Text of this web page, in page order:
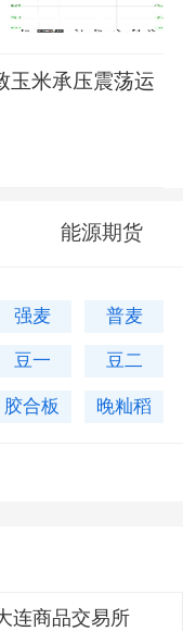
玉米承压震荡运
能源期货
强麦 普麦
豆一 豆二
胶合板 晚籼稻
连商品交易所